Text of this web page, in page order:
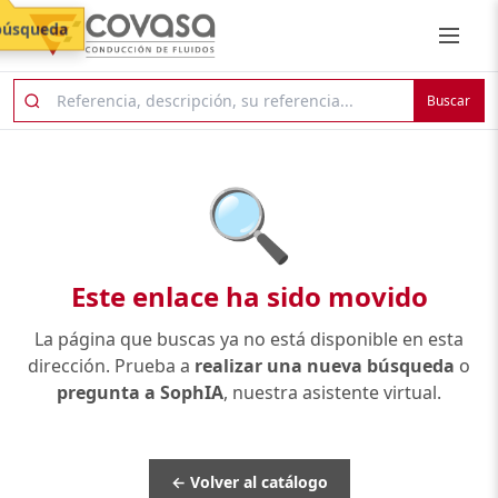
Buscar
🔍
Este enlace ha sido movido
La página que buscas ya no está disponible en esta
dirección. Prueba a realizar una nueva búsqueda o
pregunta a SophIA, nuestra asistente virtual.
← Volver al catálogo